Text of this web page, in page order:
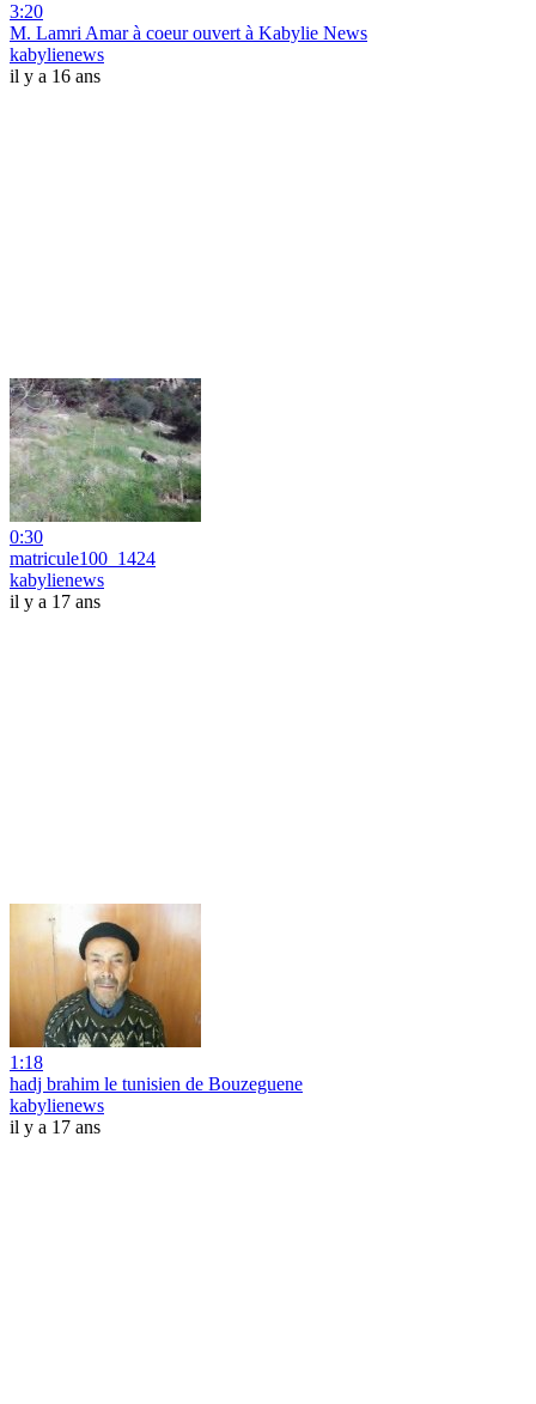
3:20
M. Lamri Amar à coeur ouvert à Kabylie News
kabylienews
il y a 16 ans
0:30
matricule100_1424
kabylienews
il y a 17 ans
1:18
hadj brahim le tunisien de Bouzeguene
kabylienews
il y a 17 ans